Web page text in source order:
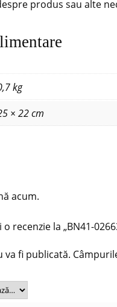
produs sau alte
kg
× 22 cm
acum.
recenzie la „BN41-
va fi publicată.